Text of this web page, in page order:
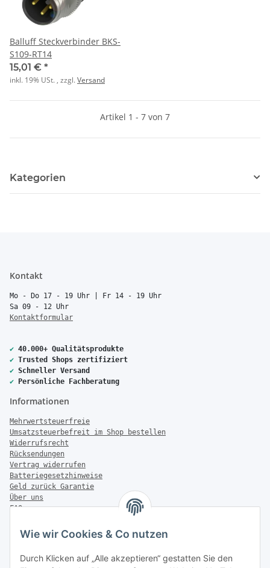
Wie wir Cookies & Co nutzen
Durch Klicken auf „Alle akzeptieren“ gestatten Sie den
Balluff Steckverbinder BKS-
S109-RT14
15,01 € *
inkl. 19% USt. , zzgl.Versand
Artikel 1 - 7 von 7
Kategorien
Kontakt
Mo - Do 17 - 19 Uhr | Fr 14 - 19 Uhr
Sa 09 - 12 Uhr
Kontaktformular
✔ 40.000+ Qualitätsprodukte
✔ Trusted Shops zertifiziert
✔ Schneller Versand
✔ Persönliche Fachberatung
Informationen
Mehrwertsteuerfreie
Umsatzsteuerbefreit im Shop bestellen
Widerrufsrecht
Rücksendungen
Vertrag widerrufen
Batteriegesetzhinweise
Geld zurück Garantie
Über uns
FAQ
Zahlung & Versand